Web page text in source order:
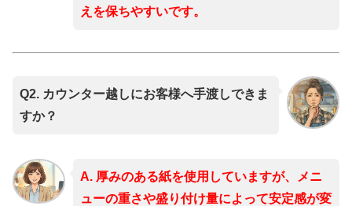
えを保ちやすいです。
Q2. カウンター越しにお客様へ手渡しできま
すか？
A. 厚みのある紙を使用していますが、メニ
ューの重さや盛り付け量によって安定感が変